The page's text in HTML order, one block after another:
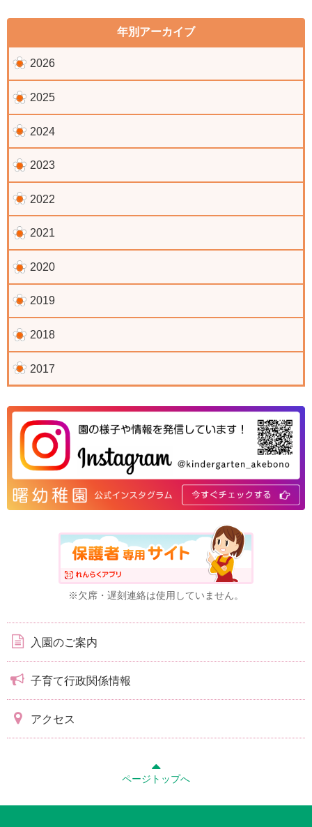
年別アーカイブ
2026
2025
2024
2023
2022
2021
2020
2019
2018
2017
※欠席・遅刻連絡は使用していません。
入園のご案内
子育て行政関係情報
アクセス
ページトップへ